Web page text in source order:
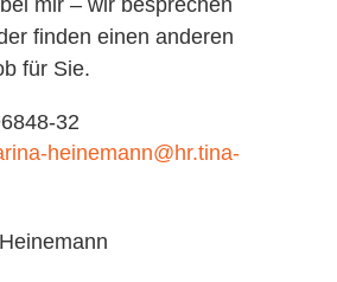
mir – wir besprechen
finden einen anderen
für Sie.
32
heinemann@hr.tina-